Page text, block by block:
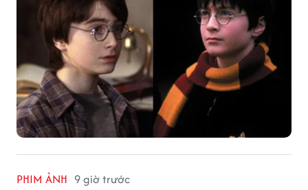
PHIM ẢNH 9 giờ trước